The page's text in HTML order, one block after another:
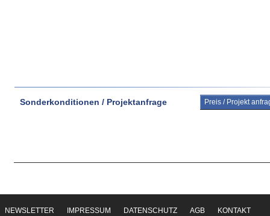
Sonderkonditionen / Projektanfrage Preis / Projekt
NEWSLETTER IMPRESSUM DATENSCHUTZ AGB KONTAKT